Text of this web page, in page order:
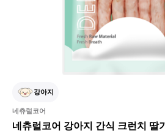
강아지
네츄럴코어
네츄럴코어 강아지 간식 크런치 딸